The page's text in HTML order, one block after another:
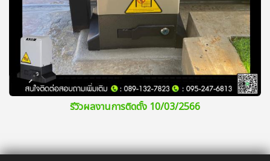
รีวิวผลงานการติดตั้ง 10/03/2566